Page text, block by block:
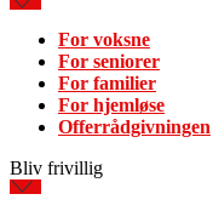
For voksne
For seniorer
For familier
For hjemløse
Offerrådgivningen
Bliv frivillig